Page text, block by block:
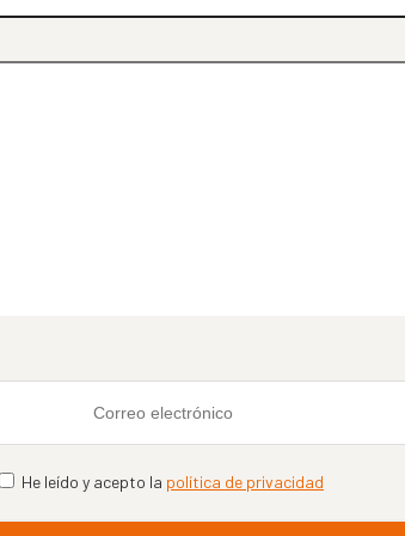
He leído y acepto la política de privacidad